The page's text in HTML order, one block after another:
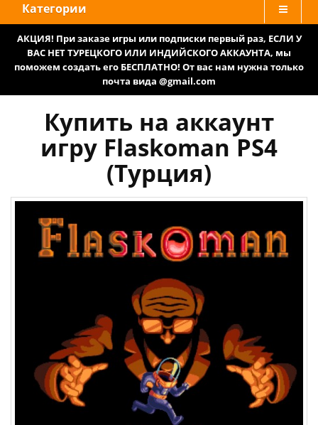
Категории
АКЦИЯ! При заказе игры или подписки первый раз, ЕСЛИ У
ВАС НЕТ ТУРЕЦКОГО ИЛИ ИНДИЙСКОГО АККАУНТА, мы
поможем создать его БЕСПЛАТНО! От вас нам нужна только
почта вида @gmail.com
Купить на аккаунт
игру Flaskoman PS4
(Турция)